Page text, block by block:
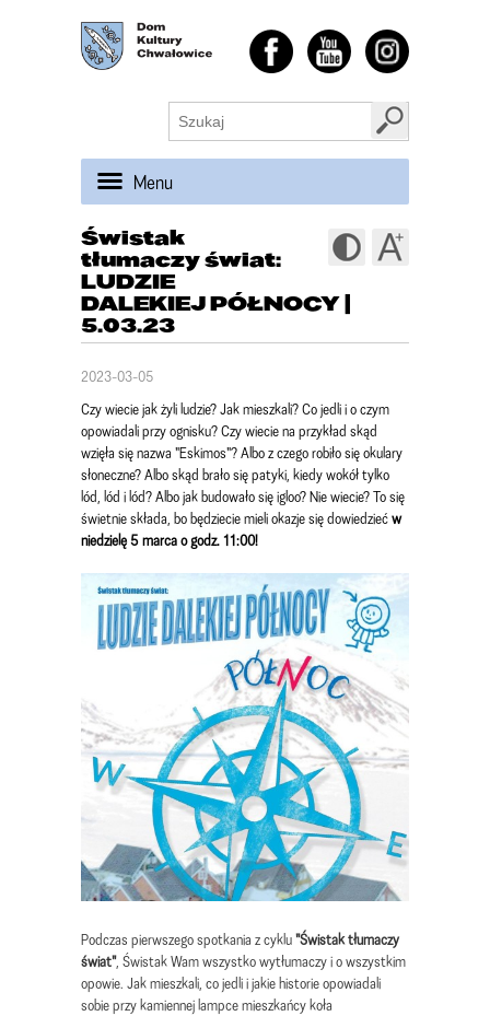
Menu
Świstak
tłumaczy świat:
LUDZIE
DALEKIEJ PÓŁNOCY |
5.03.23
2023-03-05
Czy wiecie jak żyli ludzie? Jak mieszkali? Co jedli i o czym
opowiadali przy ognisku? Czy wiecie na przykład skąd
wzięła się nazwa "Eskimos"? Albo z czego robiło się okulary
słoneczne? Albo skąd brało się patyki, kiedy wokół tylko
lód, lód i lód? Albo jak budowało się igloo? Nie wiecie? To się
świetnie składa, bo będziecie mieli okazje się dowiedziećw
niedzielę 5 marca o godz. 11:00!
Podczas pierwszego spotkania z cyklu"Świstak tłumaczy
świat", Świstak Wam wszystko wytłumaczy i o wszystkim
opowie. Jak mieszkali, co jedli i jakie historie opowiadali
sobie przy kamiennej lampce mieszkańcy koła